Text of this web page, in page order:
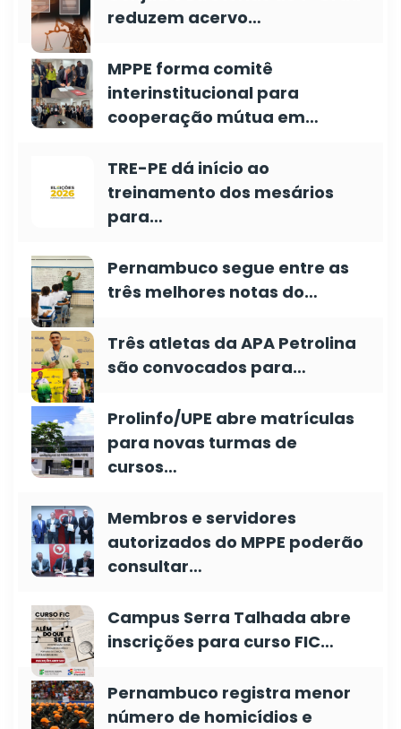
reduzem acervo…
MPPE forma comitê
interinstitucional para
cooperação mútua em…
TRE-PE dá início ao
treinamento dos mesários
para…
Pernambuco segue entre as
três melhores notas do…
Três atletas da APA Petrolina
são convocados para…
Prolinfo/UPE abre matrículas
para novas turmas de
cursos…
Membros e servidores
autorizados do MPPE poderão
consultar…
Campus Serra Talhada abre
inscrições para curso FIC…
Pernambuco registra menor
número de homicídios e